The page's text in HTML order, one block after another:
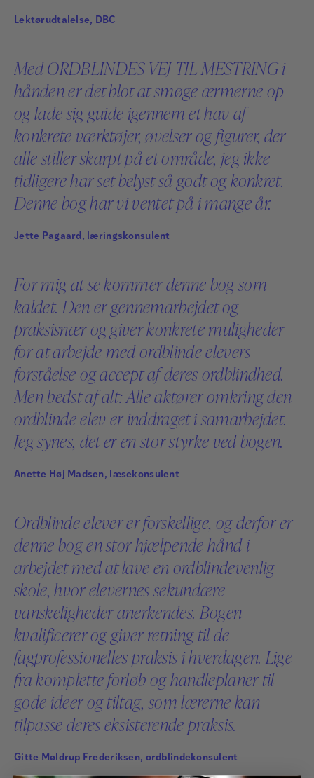
som redaktør og forfatter på portalen Danskfaget
Læs mere
Lektørudtalelse, DBC
Med ORDBLINDES VEJ TIL MESTRING i
hånden er det blot at smøge ærmerne op
og lade sig guide igennem et hav af
konkrete værktøjer, øvelser og figurer, der
alle stiller skarpt på et område, jeg ikke
tidligere har set belyst så godt og konkret.
Denne bog har vi ventet på i mange år.
Jette Pagaard, læringskonsulent
For mig at se kommer denne bog som
kaldet. Den er gennemarbejdet og
praksisnær og giver konkrete muligheder
for at arbejde med ordblinde elevers
forståelse og accept af deres ordblindhed.
Men bedst af alt: Alle aktører omkring den
ordblinde elev er inddraget i samarbejdet.
Jeg synes, det er en stor styrke ved bogen.
Anette Høj Madsen, læsekonsulent
Ordblinde elever er forskellige, og derfor er
denne bog en stor hjælpende hånd i
arbejdet med at lave en ordblindevenlig
skole, hvor elevernes sekundære
vanskeligheder anerkendes. Bogen
kvalificerer og giver retning til de
fagprofessionelles praksis i hverdagen. Lige
fra komplette forløb og handleplaner til
gode ideer og tiltag, som lærerne kan
tilpasse deres eksisterende praksis.
Gitte Møldrup Frederiksen, ordblindekonsulent